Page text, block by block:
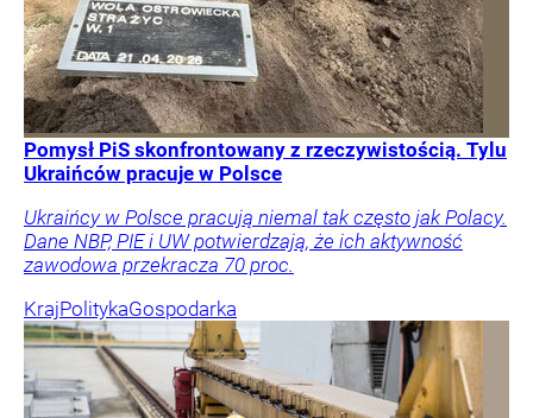
Pomysł PiS skonfrontowany z rzeczywistością. Tylu
Ukraińców pracuje w Polsce
Ukraińcy w Polsce pracują niemal tak często jak Polacy.
Dane NBP, PIE i UW potwierdzają, że ich aktywność
zawodowa przekracza 70 proc.
KrajPolitykaGospodarka